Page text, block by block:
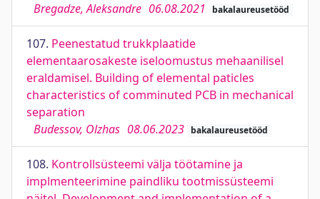
Bregadze, Aleksandre 06.08.2021 bakalaureusetööd
107. Peenestatud trukkplaatide
elementaarosakeste iseloomustus mehaanilisel
eraldamisel. Building of elemental paticles
characteristics of comminuted PCB in mechanical
separation
Budessov, Olzhas 08.06.2023 bakalaureusetööd
108. Kontrollsüsteemi välja töötamine ja
implmenteerimine paindliku tootmissüsteemi